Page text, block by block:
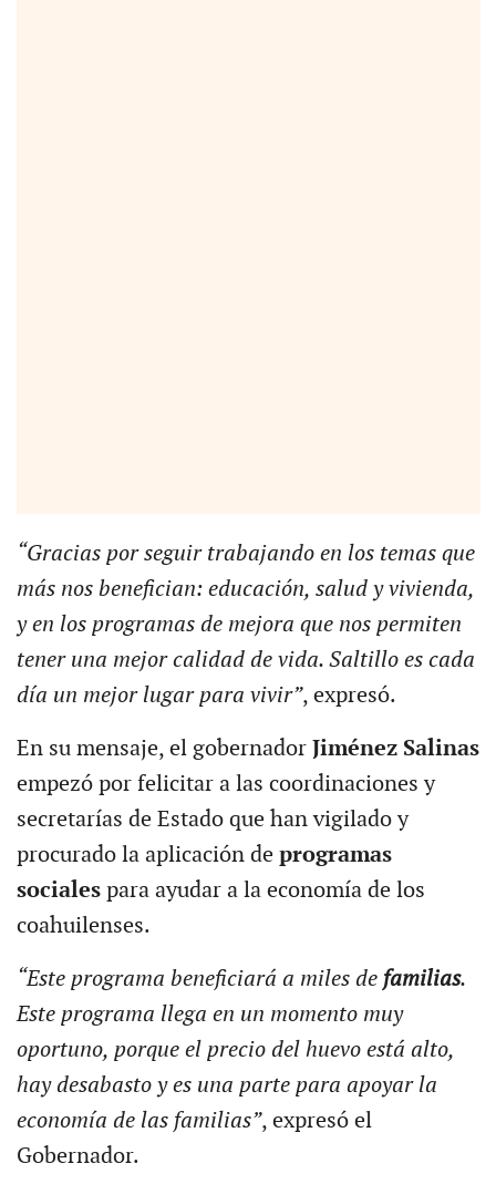
“Gracias por seguir trabajando en los temas que
más nos benefician: educación, salud y vivienda,
y en los programas de mejora que nos permiten
tener una mejor calidad de vida. Saltillo es cada
día un mejor lugar para vivir”, expresó.
En su mensaje, el gobernador Jiménez Salinas
empezó por felicitar a las coordinaciones y
secretarías de Estado que han vigilado y
procurado la aplicación de programas
sociales para ayudar a la economía de los
coahuilenses.
“Este programa beneficiará a miles de familias.
Este programa llega en un momento muy
oportuno, porque el precio del huevo está alto,
hay desabasto y es una parte para apoyar la
economía de las familias”, expresó el
Gobernador.